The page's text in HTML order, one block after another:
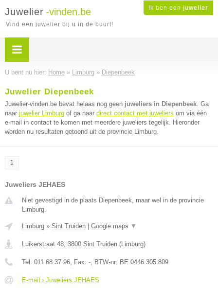
Ik ben een juwelier
Juwelier -vinden.be
Vind een juwelier bij u in de buurt!
U bent nu hier: Home » Limburg » Diepenbeek
Juwelier Diepenbeek
Juwelier-vinden.be bevat helaas nog geen juweliers in Diepenbeek. Ga
naar juwelier Limburg of ga naar direct contact met juweliers om via één
e-mail in contact te komen met meerdere juweliers tegelijk. Hieronder
worden nu resultaten getoond uit de provincie Limburg.
1
Juweliers JEHAES
Niet gevestigd in de plaats Diepenbeek, maar wel in de provincie
Limburg.
Limburg » Sint Truiden Google maps ▼
Luikerstraat 48, 3800 Sint Truiden (Limburg)
Tel: 011 68 37 96, Fax: -, BTW-nr: BE 0446.305.809
E-mail › Juweliers JEHAES